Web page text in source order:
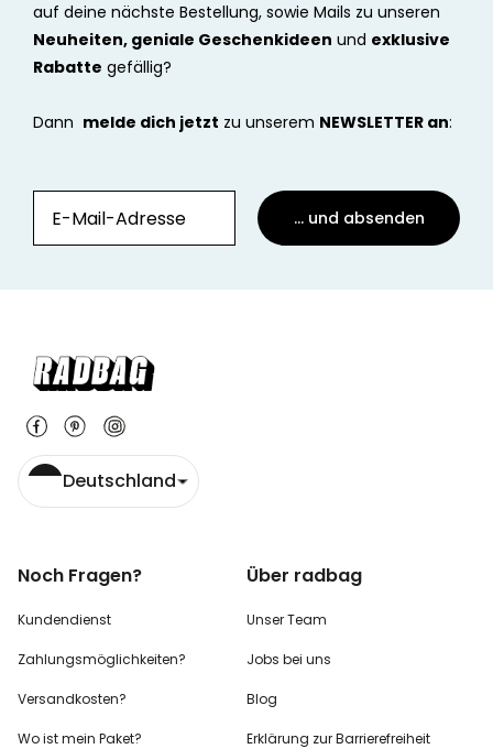
auf deine nächste Bestellung, sowie Mails zu unseren
Neuheiten, geniale Geschenkideen und exklusive
Rabatte gefällig?
Dann melde dich jetzt zu unserem NEWSLETTER an:
... und absenden
Deutschland
Noch Fragen?
Kundendienst
Zahlungsmöglichkeiten?
Versandkosten?
Wo ist mein Paket?
Über radbag
Unser Team
Jobs bei uns
Blog
Erklärung zur Barrierefreiheit